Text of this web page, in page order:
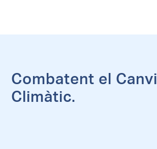
Combatent el Canvi
Climàtic.